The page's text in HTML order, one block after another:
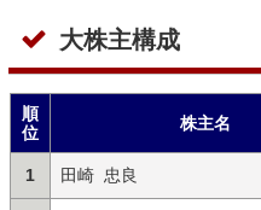
大株主構成
順
位
株主名
1 田崎 忠良